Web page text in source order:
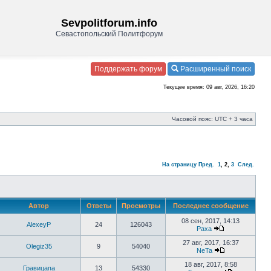
Sevpolitforum.info
Севастопольский Политфорум
Поддержать форум Расширенный поиск
Текущее время: 09 авг, 2026, 16:20
Часовой пояс: UTC + 3 часа
На страницу Пред. 1, 2, 3 След.
Автор Ответы Просмотры Последнее сообщение
AlexeyP 24 126043
08 сен, 2017, 14:13
Paxa
Olegiz35 9 54040
27 авг, 2017, 16:37
NeTa
Гравицапа 13 54330
18 авг, 2017, 8:58